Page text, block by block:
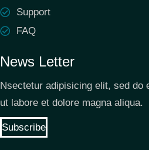
Support
FAQ
News Letter
Nsectetur adipisicing elit, sed do
ut labore et dolore magna aliqua.
Subscribe